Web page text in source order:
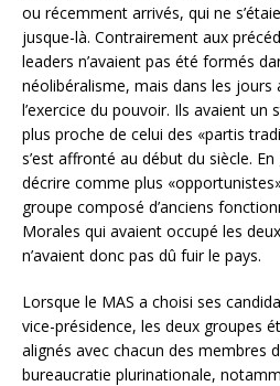
ou récemment arrivés, qui ne
jusque-là. Contrairement aux
leaders n’avaient pas été formés
néolibéralisme, mais dans les jours
l’exercice du pouvoir. Ils avaient un
plus proche de celui des «partis
s’est affronté au début du siècle.
décrire comme plus
groupe composé d’anciens
Morales qui avaient occupé les
n’avaient donc pas dû fuir le pays.
Lorsque le MAS a choisi ses
vice-présidence, les deux groupes
alignés avec chacun des membres
bureaucratie plurinationale,